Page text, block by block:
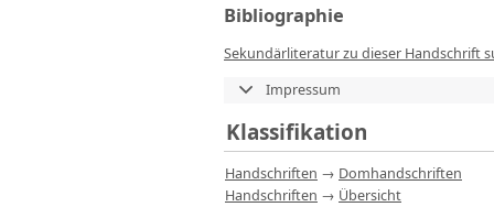
Bibliographie
Sekundärliteratur zu dieser Handschrift
Impressum
Klassifikation
Handschriften → Domhandschriften
Handschriften → Übersicht